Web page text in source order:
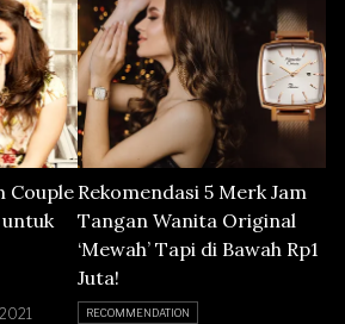
Couple Rekomendasi 5 Merk Jam
Tangan Wanita Original
‘Mewah’ Tapi di Bawah Rp1
Juta!
RECOMMENDATION